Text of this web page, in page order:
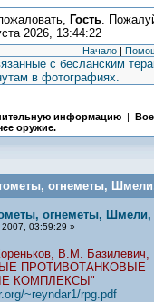
Гость.
2026, 13:44:22
Начало |
с бесланским
в фотографиях.
информацию |
оружие.
огнеметы,
огнеметы, Шмели,
03:59:29 »
В.М. Базилевич,
ПРОТИВОТАНКОВЫЕ
КОМПЛЕКСЫ"
~reyndar1/rpg.pdf